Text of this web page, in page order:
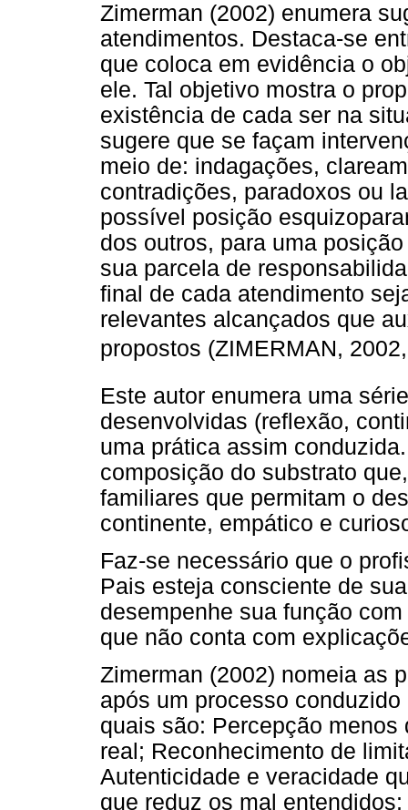
Zimerman (2002) enumera
atendimentos. Destaca-se
que coloca em evidência o
ele. Tal objetivo mostra o
existência de cada ser na
sugere que se façam
meio de: indagações,
contradições, paradoxos ou
possível posição
dos outros, para uma
sua parcela de
final de cada atendimento
relevantes alcançados que
propostos (ZIMERMAN, 2002,
Este autor enumera uma
desenvolvidas (reflexão,
uma prática assim
composição do substrato
familiares que permitam o
continente, empático e
Faz-se necessário que o
Pais esteja consciente de
desempenhe sua função
que não conta com
Zimerman (2002) nomeia as
após um processo
quais são: Percepção
real; Reconhecimento de
Autenticidade e veracidade
que reduz os mal